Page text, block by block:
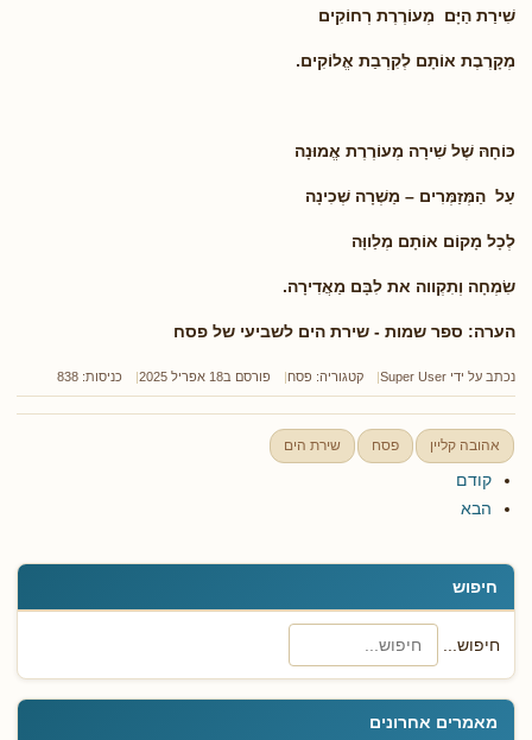
חיפוש
חיפוש...
מאמרים אחרונים
שִׁירַת הַיָּם מְעוֹרֶרֶת רְחוֹקִים
מְקָרֶבֶת אוֹתָם לְקִרְבַת אֱלוֹקִים.
כּוֹחָהּ שֶׁל שִׁירָה מְעוֹרֶרֶת אֱמוּנָה
עַל הַמְּזַמְּרִים – מַשְׁרָה שְׁכִינָה
לְכָל מָקוֹם אוֹתָם מְלַווָּה
שִׂמְחָה וְתִקְווה את לִבָּם מַאֲדִירָה.
הערה: ספר שמות - שירת הים לשביעי של פסח
נכתב על ידי Super User קטגוריה: פסח פורסם ב18 אפריל 2025 כניסות: 838
אהובה קליין פסח שירת הים
קודם
הבא